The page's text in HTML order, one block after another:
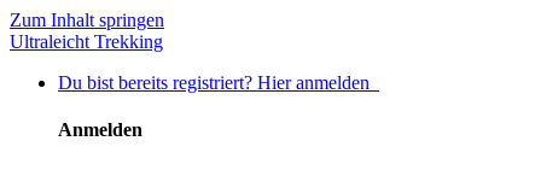
Zum Inhalt springen
Ultraleicht Trekking
Du bist bereits registriert? Hier anmelden
Anmelden